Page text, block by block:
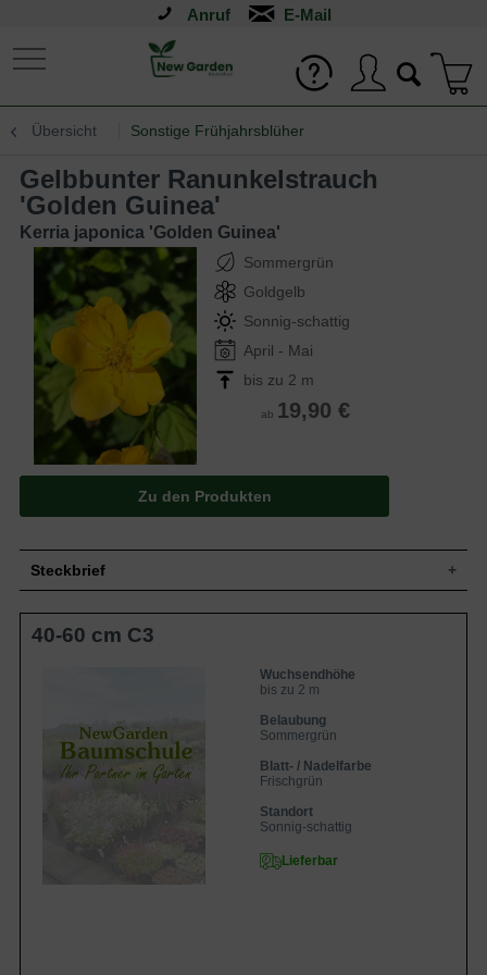
Anruf
Übersicht Sonstige Frühjahrsblüher
Gelbbunter Ranunkelstrauch
'Golden Guinea'
Kerria japonica 'Golden Guinea'
Sommergrün
Goldgelb
Sonnig-schattig
April - Mai
bis zu 2 m
ab 19,90 €
Zu den Produkten
Steckbrief
Wuchs
Kleiner bis mittelgroßer Strauch, aufrecht,
buschig, leicht überhängend, bis zu 2 m
Sommergrün, länglich-eiförmig, am Ende
zugespitzt, gezahnter Rand, frischgrün,
Herbstfärbung gelbgrün, bis zu 5 cm lang
Frucht
Steinfrucht, unscheinbar
Blüte
Goldgelb, ungefüllt, ca. 4 cm groß
Grünlich, kahl, im Winter zierend
Flachwurzler, bildet Ausläufer
Insgesamt standorttolerant, bevorzugt
40-60 cm C3
Wuchsendhöhe
bis zu 2 m
Belaubung
Sommergrün
Blatt- / Nadelfarbe
Frischgrün
Standort
Sonnig-schattig
Lieferbar